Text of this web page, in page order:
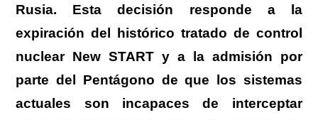
Rusia. Esta decisión responde a la
expiración del histórico tratado de control
nuclear New START y a la admisión por
parte del Pentágono de que los sistemas
actuales son incapaces de interceptar